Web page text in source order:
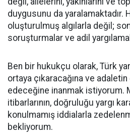
duygusunu da yaralamaktadır.
oluşturulmuş algılarla değil;
soruşturmalar ve adil
Ben bir hukukçu olarak, Türk
ortaya çıkaracağına ve
edeceğine inanmak istiyorum.
itibarlarının, doğruluğu yargı
konulmamış iddialarla
bekliyorum.